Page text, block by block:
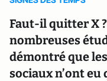
Faut-il quitter X ?
nombreuses
démontré que
sociaux n’ont